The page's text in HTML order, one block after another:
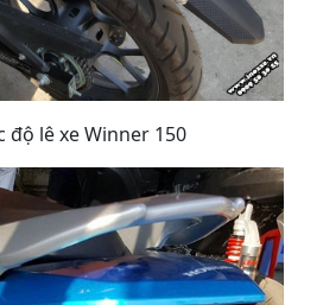
độ lê xe Winner 150